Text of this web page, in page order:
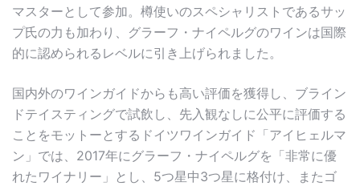
マスターとして参加。樽使いのスペシャリストであるサッ
プ氏の力も加わり、グラーフ・ナイペルグのワインは国際
的に認められるレベルに引き上げられました。
国内外のワインガイドからも高い評価を獲得し、ブライン
ドテイスティングで試飲し、先入観なしに公平に評価する
ことをモットーとするドイツワインガイド「アイヒェルマ
ン」では、2017年にグラーフ・ナイペルグを「非常に優
れたワイナリー」とし、5つ星中3つ星に格付け、またゴ